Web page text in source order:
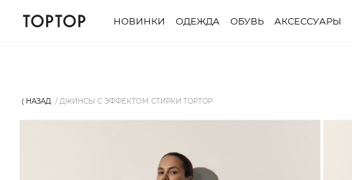
НОВИНКИ ОДЕЖДА ОБУВЬ АКСЕССУАРЫ
⟨ НАЗАД ДЖИНСЫ С ЭФФЕКТОМ СТИРКИ TOPTOP